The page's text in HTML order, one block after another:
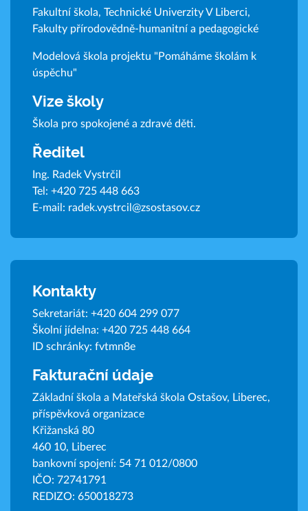
Fakultní škola, Technické Univerzity V Liberci,
Fakulty přírodovědně-humanitní a pedagogické
Modelová škola projektu "Pomáháme školám k
úspěchu"
Vize školy
Škola pro spokojené a zdravé děti.
Ředitel
Ing. Radek Vystrčil
Tel: +420 725 448 663
E-mail: radek.vystrcil@zsostasov.cz
Kontakty
Sekretariát: +420 604 299 077
Školní jídelna: +420 725 448 664
ID schránky: fvtmn8e
Fakturační údaje
Základní škola a Mateřská škola Ostašov, Liberec,
příspěvková organizace
Křižanská 80
460 10, Liberec
bankovní spojení: 54 71 012/0800
IČO: 72741791
REDIZO: 650018273